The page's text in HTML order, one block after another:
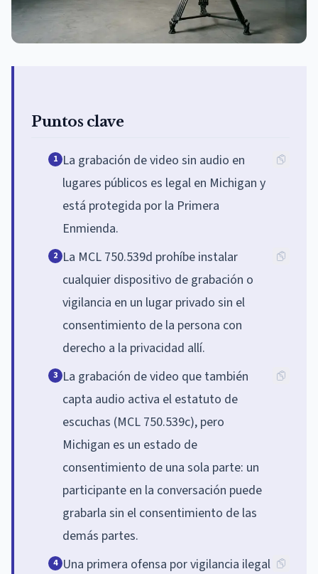
Puntos clave
1 La grabación de video sin audio en
lugares públicos es legal en Michigan y
está protegida por la Primera
Enmienda.
2 La MCL 750.539d prohíbe instalar
cualquier dispositivo de grabación o
vigilancia en un lugar privado sin el
consentimiento de la persona con
derecho a la privacidad allí.
3 La grabación de video que también
capta audio activa el estatuto de
escuchas (MCL 750.539c), pero
Michigan es un estado de
consentimiento de una sola parte: un
participante en la conversación puede
grabarla sin el consentimiento de las
demás partes.
4 Una primera ofensa por vigilancia ilegal